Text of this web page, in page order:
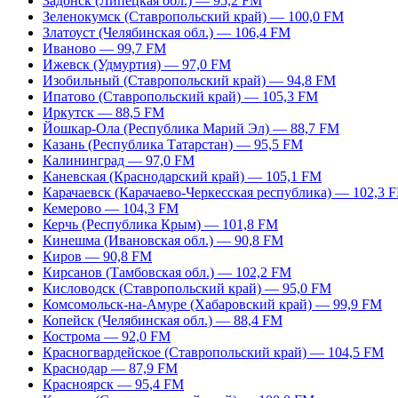
Зеленокумск (Ставропольский край) — 100,0 FM
Златоуст (Челябинская обл.) — 106,4 FM
Иваново — 99,7 FM
Ижевск (Удмуртия) — 97,0 FM
Изобильный (Ставропольский край) — 94,8 FM
Ипатово (Ставропольский край) — 105,3 FM
Иркутск — 88,5 FM
Йошкар-Ола (Республика Марий Эл) — 88,7 FM
Казань (Республика Татарстан) — 95,5 FM
Калининград — 97,0 FM
Каневская (Краснодарский край) — 105,1 FM
Карачаевск (Карачаево-Черкесская республика) — 102,3
Кемерово — 104,3 FM
Керчь (Республика Крым) — 101,8 FM
Кинешма (Ивановская обл.) — 90,8 FM
Киров — 90,8 FM
Кирсанов (Тамбовская обл.) — 102,2 FM
Кисловодск (Ставропольский край) — 95,0 FM
Комсомольск-на-Амуре (Хабаровский край) — 99,9 FM
Копейск (Челябинская обл.) — 88,4 FM
Кострома — 92,0 FM
Красногвардейское (Ставропольский край) — 104,5 FM
Краснодар — 87,9 FM
Красноярск — 95,4 FM